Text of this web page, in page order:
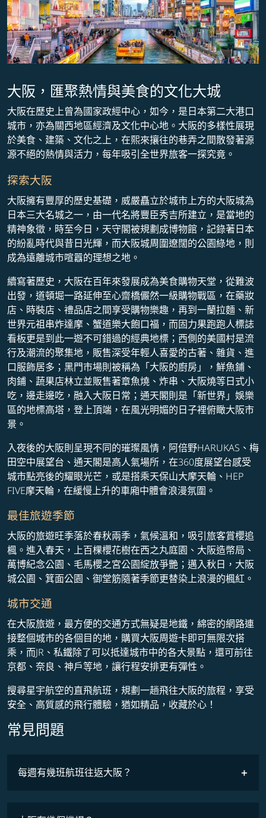
大阪，匯聚熱情與美食的文化大城
大阪在歷史上曾為國家政經中心，如今，是日本第二大港口
城市，亦為關西地區經濟及文化中心地。大阪的多樣性展現
於美食、建築、文化之上，在熙來攘往的巷弄之間散發著源
源不絕的熱情與活力，每年吸引全世界旅客一探究竟。
探索大阪
大阪擁有豐厚的歷史基礎，威嚴矗立於城市上方的大阪城為
日本三大名城之一，由一代名將豐臣秀吉所建立，是當地的
精神象徵，時至今日，天守閣被規劃成博物館，記錄著日本
的紛亂時代與昔日光輝，而大阪城周圍遼闊的公園綠地，則
成為遠離城市喧囂的理想之地。
續寫著歷史，大阪在百年來發展成為美食購物天堂，從難波
出發，道頓堀一路延伸至心齋橋儼然一級購物戰區，在藥妝
店、時裝店、禮品店之間享受購物樂趣，再到一蘭拉麵、新
世界元祖串炸達摩、蟹道樂大飽口福，而固力果跑跑人標誌
看板更是到此一遊不可錯過的經典地標；西側的美國村是流
行及潮流的聚集地，販售深受年輕人喜愛的古著、雜貨、進
口服飾居多；黑門市場則被稱為「大阪的廚房」，鮮魚鋪、
肉鋪、蔬果店林立並販售著章魚燒、炸串、大阪燒等日式小
吃，邊走邊吃，融入大阪日常；通天閣則是「新世界」娛樂
區的地標高塔，登上頂端，在風光明媚的日子裡俯瞰大阪市
景。
入夜後的大阪則呈現不同的璀璨風情，阿倍野HARUKAS、梅
田空中展望台、通天閣是高人氣場所，在360度展望台感受
城市點亮後的耀眼光芒，或是搭乘天保山大摩天輪、HEP
FIVE摩天輪，在緩慢上升的車廂中體會浪漫氛圍。
最佳旅遊季節
大阪的旅遊旺季落於春秋兩季，氣候溫和，吸引旅客賞櫻追
楓。進入春天，上百棵櫻花樹在西之丸庭園、大阪造幣局、
萬博紀念公園、毛馬櫻之宮公園綻放爭艷；邁入秋日，大阪
城公園、箕面公園、御堂筋隨著季節更替染上浪漫的楓紅。
城市交通
在大阪旅遊，最方便的交通方式無疑是地鐵，綿密的網路連
接整個城市的各個目的地，購買大阪周遊卡即可無限次搭
乘，而JR、私鐵除了可以抵達城市中的各大景點，還可前往
京都、奈良、神戶等地，讓行程安排更有彈性。
搜尋星宇航空的直飛航班，規劃一趟飛往大阪的旅程，享受
安全、高質感的飛行體驗，猶如精品，收藏於心！
常見問題
COSMILE會員
每週有幾班航班往返大阪？